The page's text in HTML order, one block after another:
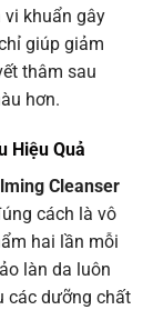
khuẩn gây
giúp giảm
thâm sau
hơn.
Hiệu Quả
Cleanser
cách là vô
hai lần mỗi
làn da luôn
các dưỡng chất